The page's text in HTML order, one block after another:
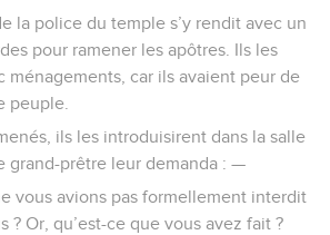
la police du temple s’y rendit avec un
pour ramener les apôtres. Ils les
ménagements, car ils avaient peur de
peuple.
ils les introduisirent dans la salle
grand-prêtre leur demanda : —
vous avions pas formellement interdit
? Or, qu’est-ce que vous avez fait ?